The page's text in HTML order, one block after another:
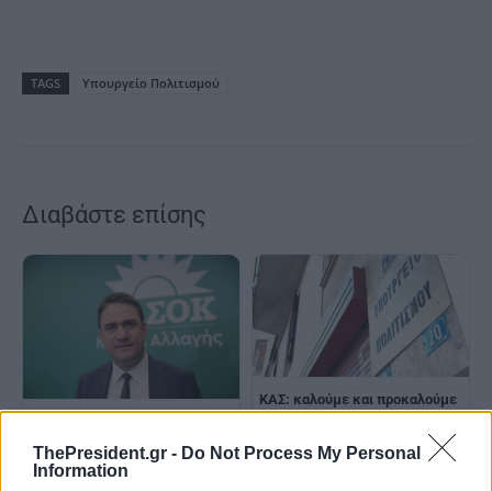
ThePresident.gr - Do Not Process My Personal
Information
TAGS Υπουργείο Πολιτισμού
Διαβάστε επίσης
ΟΠΕΚΕΠΕ είναι ένα γαλάζιο
σκάνδαλο
ΚΑΣ: καλούμε και προκαλούμε
όποιον έχει αποδείξεις, να τις